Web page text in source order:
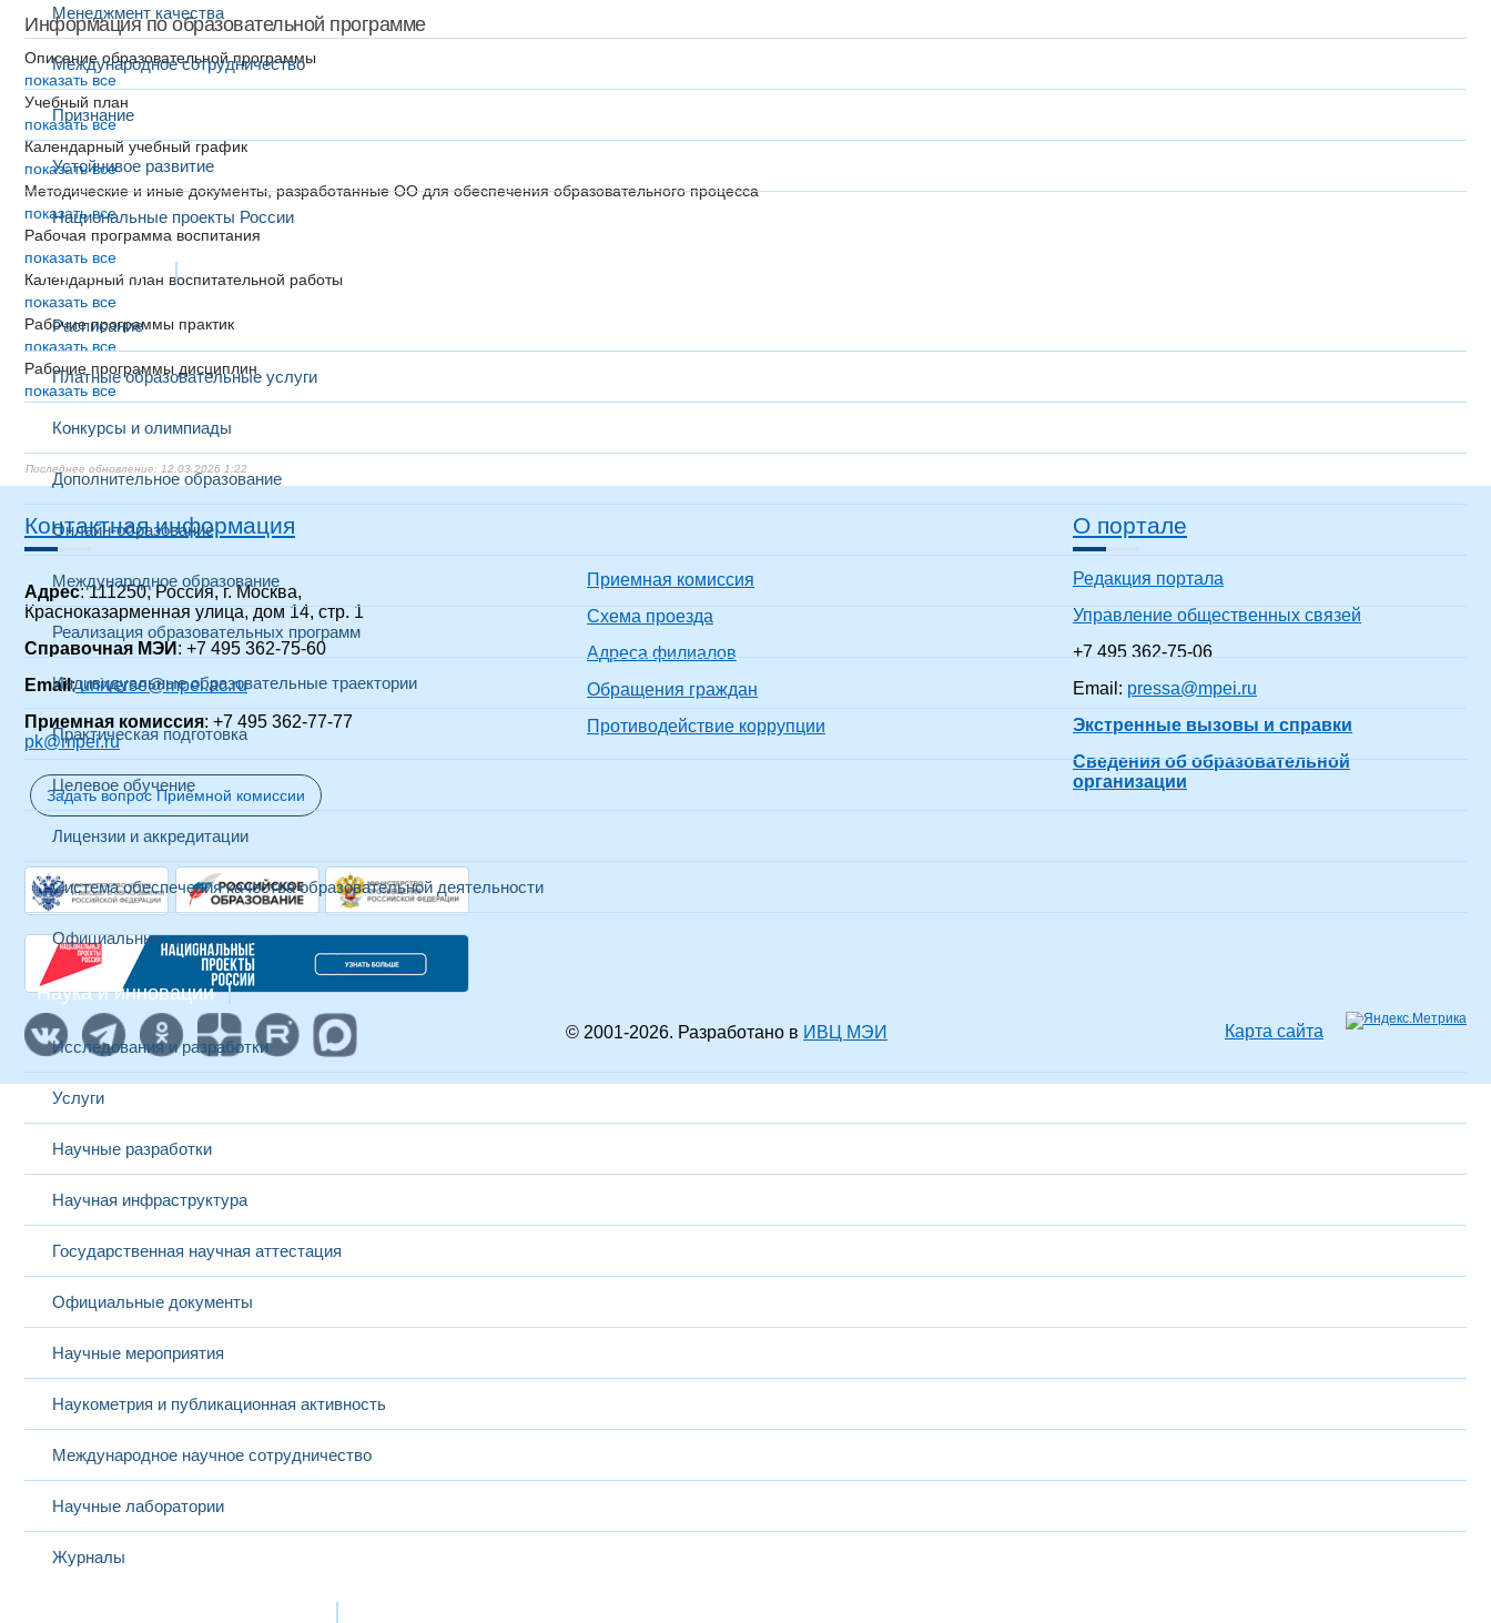
Менеджмент качества
Международное сотрудничество
Признание
Устойчивое развитие
Национальные проекты России
Образование
Расписание
Платные образовательные услуги
Конкурсы и олимпиады
Дополнительное образование
Онлайн-образование
Международное образование
Реализация образовательных программ
Индивидуальные образовательные траектории
Практическая подготовка
Целевое обучение
Лицензии и аккредитации
Система обеспечения качества образовательной деятельности
Официальные документы
Наука и инновации
Исследования и разработки
Услуги
Научные разработки
Научная инфраструктура
Государственная научная аттестация
Официальные документы
Научные мероприятия
Наукометрия и публикационная активность
Международное научное сотрудничество
Научные лаборатории
Журналы
Информация по образовательной программе
Описание образовательной программы
показать все
Учебный план
показать все
Календарный учебный график
показать все
Методические и иные документы, разработанные ОО для обеспечения образовательного процесса
показать все
Рабочая программа воспитания
показать все
Календарный план воспитательной работы
показать все
Рабочие программы практик
показать все
Рабочие программы дисциплин
показать все
12.03.2026 1:22
Контактная информация
Адрес: 111250, Россия, г. Москва,
Красноказарменная улица, дом 14, стр. 1
Справочная МЭИ : +7 495 362-75-60
Email:universe@mpei.ac.ru
Приемная комиссия: +7 495 362-77-77
pk@mpei.ru
Задать вопрос Приёмной комиссии
Приемная комиссия
Схема проезда
Адреса филиалов
Обращения граждан
Противодействие коррупции
О портале
Редакция портала
Управление общественных связей
+7 495 362-75-06
Email: pressa@mpei.ru
Экстренные вызовы и справки
Сведения об образовательной
организации
© 2001-2026. Разработано в ИВЦ МЭИ Карта сайта